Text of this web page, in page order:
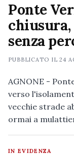
Ponte
chiusura,
senza
PUBBLICATO IL24
AGNONE -
verso
vecchie strade
ormai a
IN EVIDENZA